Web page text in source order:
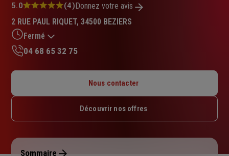
Note
5.0
sur
5
étoiles
5.0 (4)Donnez votre avis
2 RUE PAUL RIQUET, 34500 BEZIERS
Fermé
Jeudi : 09h – 12h
Dimanche : Fermé
04 68 65 32 75
Nous contacter
Découvrir nos offres
Sommaire